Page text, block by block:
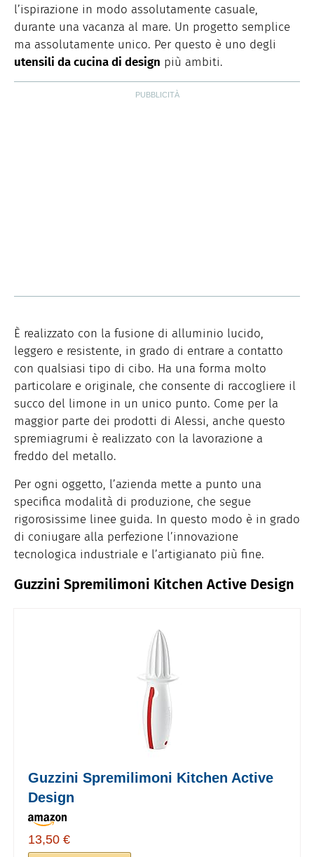
l’ispirazione in modo assolutamente casuale,
durante una vacanza al mare. Un progetto semplice
ma assolutamente unico. Per questo è uno degli
utensili da cucina di design più ambiti.
È realizzato con la fusione di alluminio lucido,
leggero e resistente, in grado di entrare a contatto
con qualsiasi tipo di cibo. Ha una forma molto
particolare e originale, che consente di raccogliere il
succo del limone in un unico punto. Come per la
maggior parte dei prodotti di Alessi, anche questo
spremiagrumi è realizzato con la lavorazione a
freddo del metallo.
Per ogni oggetto, l’azienda mette a punto una
specifica modalità di produzione, che segue
rigorosissime linee guida. In questo modo è in grado
di coniugare alla perfezione l’innovazione
tecnologica industriale e l’artigianato più fine.
Guzzini Spremilimoni Kitchen Active Design
Guzzini Spremilimoni Kitchen Active
Design
13,50 €